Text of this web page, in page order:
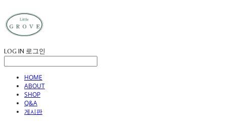
LOG IN 로그인
HOME
ABOUT
SHOP
Q&A
게시판